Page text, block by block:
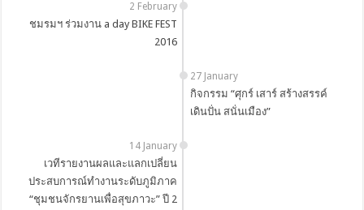
2 February
ชมรมฯ ร่วมงาน a day BIKE FEST
2016
27 January
กิจกรรม “ศุกร์ เสาร์ สร้างสรรค์
เดินปั่น สนั่นเมือง”
14 January
เวทีรายงานผลและแลกเปลี่ยน
ประสบการณ์ทำงานระดับภูมิภาค
“ชุมชนจักรยานเพื่อสุขภาวะ” ปี 2